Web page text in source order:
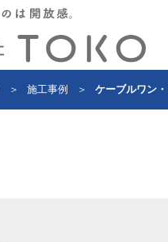
＞ 施工事例 ＞ ケーブルワン